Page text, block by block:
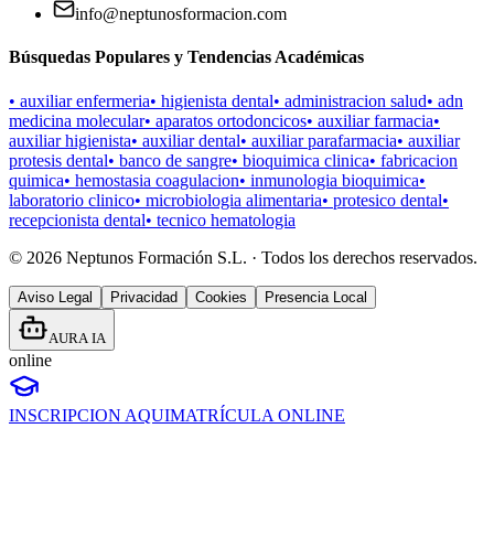
info@neptunosformacion.com
Búsquedas Populares y Tendencias Académicas
• auxiliar enfermeria• higienista dental• administracion salud• adn
medicina molecular• aparatos ortodoncicos• auxiliar farmacia•
auxiliar higienista• auxiliar dental• auxiliar parafarmacia• auxiliar
protesis dental• banco de sangre• bioquimica clinica• fabricacion
quimica• hemostasia coagulacion• inmunologia bioquimica•
laboratorio clinico• microbiologia alimentaria• protesico dental•
recepcionista dental• tecnico hematologia
© 2026 Neptunos Formación S.L. · Todos los derechos reservados.
Aviso Legal Privacidad Cookies Presencia Local
AURA IA
online
INSCRIPCION AQUIMATRÍCULA ONLINE